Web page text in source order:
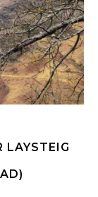
LAYSTEIG